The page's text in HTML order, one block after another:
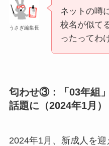
うさぎ編集長
ネットの噂
校名が似て
ったってわ
匂わせ③：「03年組
話題に（2024年1月）
2024年1月、新成人を